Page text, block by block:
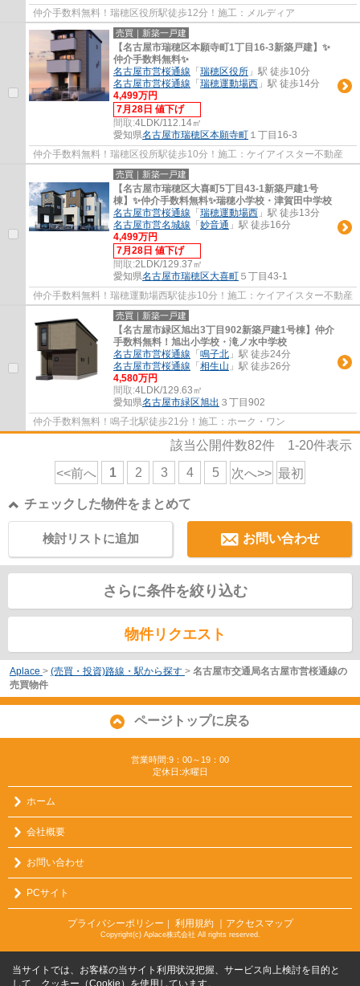
仲介手数料無料！瑞穂区役所駅徒歩12分！施工：メルディア
売買｜新築一戸建
【名古屋市瑞穂区本願寺町1丁目16-3新築戸建】✨️
仲介手数料無料✨️
名古屋市営桜通線 「 瑞穂区役所 」駅 徒歩10分
名古屋市営桜通線 「 瑞穂運動場西 」駅 徒歩14分
4,499万円
7月28日 値下げ
間取:4LDK/112.14㎡
愛知県名古屋市瑞穂区本願寺町 １丁目16-3
仲介手数料無料！瑞穂区役所駅徒歩10分！施工：ケイアイスター不動産
売買｜新築一戸建
【名古屋市瑞穂区大喜町5丁目43-1新築戸建1号
棟】✨️仲介手数料無料✨️瑞穂小学校・津賀田中学校
名古屋市営桜通線 「 瑞穂運動場西 」駅 徒歩13分
名古屋市営名城線 「 妙音通 」駅 徒歩16分
4,499万円
7月28日 値下げ
間取:2LDK/129.37㎡
愛知県名古屋市瑞穂区大喜町 ５丁目43-1
仲介手数料無料！瑞穂運動場西駅徒歩10分！施工：ケイアイスター不動産
売買｜新築一戸建
【名古屋市緑区旭出3丁目902新築戸建1号棟】仲介
手数料無料！旭出小学校・滝ノ水中学校
名古屋市営桜通線 「 鳴子北 」駅 徒歩24分
名古屋市営桜通線 「 相生山 」駅 徒歩26分
4,580万円
間取:4LDK/129.63㎡
愛知県名古屋市緑区旭出 ３丁目902
仲介手数料無料！鳴子北駅徒歩21分！施工：ホーク・ワン
該当公開件数82件 1-20件表示
<<前へ 1 2 3 4 5 次へ>> 最初
チェックした物件をまとめて
お問い合わせ
検討リストに追加
さらに条件を絞り込む
物件リクエスト
Aplace > (売買・投資)路線・駅から探す > 名古屋市交通局名古屋市営桜通線の
売買物件
ページトップに戻る
営業時間:9：00～19：00
定休日:水曜日
ホーム
会社概要
お問い合わせ
PCサイト
プライバシーポリシー ｜ 利用規約 ｜アクセスマップ
Copyright(c) Aplace株式会社 All rights reserved.
当サイトでは、お客様の当サイト利用状況把握、サービス向上検討を目的と
して、クッキー（Cookie）を使用しています。